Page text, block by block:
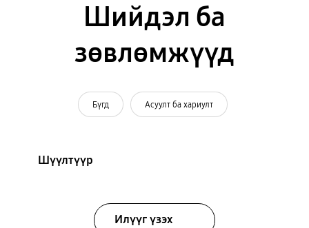
Шийдэл ба
зөвлөмжүүд
Бүгд Асуулт ба хариулт
Шүүлтүүр
Илүүг үзэх